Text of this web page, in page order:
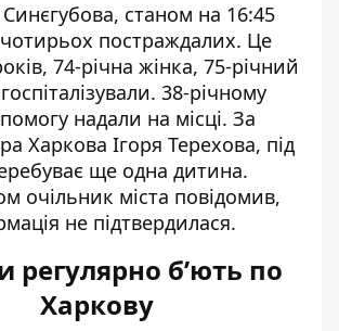
станом на 16:45
постраждалих. Це
74-річна жінка, 75-річний
38-річному
надали на місці. За
Харкова Ігоря Терехова, під
ще одна дитина.
очільник міста повідомив,
не підтвердилася.
регулярно бʼють по
Харкову